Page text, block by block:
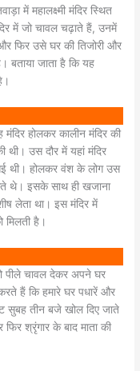
में महालक्ष्मी मंदिर स्थित
में जो चावल चढ़ाते हैं, उनमें
फिर उसे घर की तिजोरी और
बताया जाता है कि यह
मंदिर होलकर कालीन मंदिर की
थी। उस दौर में यहां मंदिर
थी। होलकर वंश के लोग उस
थे। इसके साथ ही खजाना
लेता था। इस मंदिर में
है।
पीले चावल देकर अपने घर
हैं कि हमारे घर पधारें और
सुबह तीन बजे खोल दिए जाते
श्रृंगार के बाद माता की